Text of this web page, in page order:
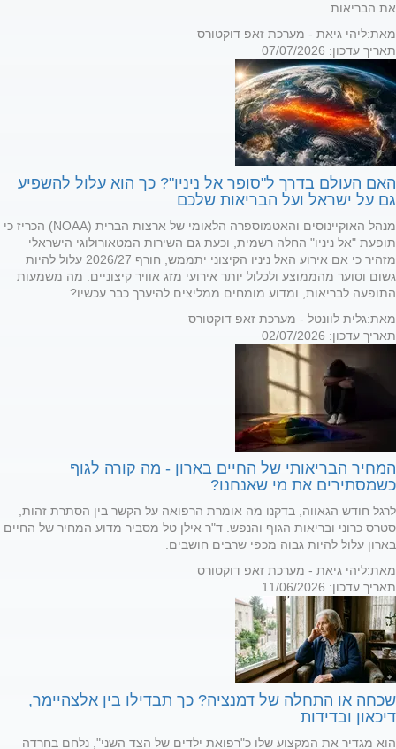
את הבריאות.
מאת:ליהי גיאת - מערכת זאפ דוקטורס
תאריך עדכון: 07/07/2026
האם העולם בדרך ל"סופר אל ניניו"? כך הוא עלול להשפיע
גם על ישראל ועל הבריאות שלכם
מנהל האוקיינוסים והאטמוספרה הלאומי של ארצות הברית (NOAA) הכריז כי
תופעת "אל ניניו" החלה רשמית, וכעת גם השירות המטאורולוגי הישראלי
מזהיר כי אם אירוע האל ניניו הקיצוני יתממש, חורף 2026/27 עלול להיות
גשום וסוער מהממוצע ולכלול יותר אירועי מזג אוויר קיצוניים. מה משמעות
התופעה לבריאות, ומדוע מומחים ממליצים להיערך כבר עכשיו?
מאת:גלית לוונטל - מערכת זאפ דוקטורס
תאריך עדכון: 02/07/2026
המחיר הבריאותי של החיים בארון - מה קורה לגוף
כשמסתירים את מי שאנחנו?
לרגל חודש הגאווה, בדקנו מה אומרת הרפואה על הקשר בין הסתרת זהות,
סטרס כרוני ובריאות הגוף והנפש. ד"ר אילן טל מסביר מדוע המחיר של החיים
בארון עלול להיות גבוה מכפי שרבים חושבים.
מאת:ליהי גיאת - מערכת זאפ דוקטורס
תאריך עדכון: 11/06/2026
שכחה או התחלה של דמנציה? כך תבדילו בין אלצהיימר,
דיכאון ובדידות
הוא מגדיר את המקצוע שלו כ"רפואת ילדים של הצד השני", נלחם בחרדה